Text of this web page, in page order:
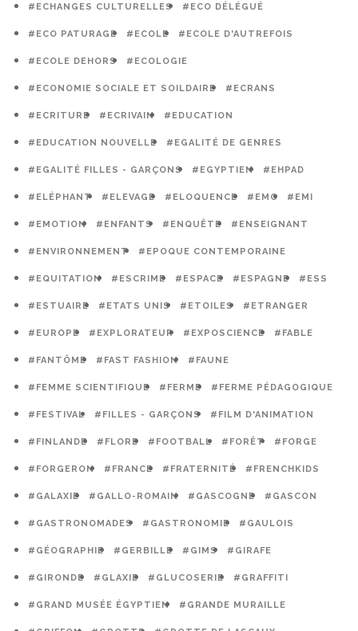
#ECHANGES CULTURELLES #ECO DÉLÉGUÉ
#ECO PATURAGE #ECOLE #ECOLE D'AUTREFOIS
#ECOLE DEHORS #ECOLOGIE
#ECONOMIE SOCIALE ET SOILDAIRE #ECRANS
#ECRITURE #ECRIVAIN #EDUCATION
#EDUCATION NOUVELLE #EGALITÉ DE GENRES
#EGALITÉ FILLES - GARÇONS #EGYPTIEN #EHPAD
#ELÉPHANT #ELEVAGE #ELOQUENCE #EMC #EMI
#EMOTION #ENFANTS #ENQUÊTE #ENSEIGNANT
#ENVIRONNEMENT #EPOQUE CONTEMPORAINE
#EQUITATION #ESCRIME #ESPACE #ESPAGNE #ESS
#ESTUAIRE #ETATS UNIS #ETOILES #ETRANGER
#EUROPE #EXPLORATEUR #EXPOSCIENCE #FABLE
#FANTÔME #FAST FASHION #FAUNE
#FEMME SCIENTIFIQUE #FERME #FERME PÉDAGOGIQUE
#FESTIVAL #FILLES - GARÇONS #FILM D'ANIMATION
#FINLANDE #FLORE #FOOTBALL #FORÊT #FORGE
#FORGERON #FRANCE #FRATERNITÉ #FRENCHKIDS
#GALAXIE #GALLO-ROMAIN #GASCOGNE #GASCON
#GASTRONOMADES #GASTRONOMIE #GAULOIS
#GÉOGRAPHIE #GERBILLE #GIMS #GIRAFE
#GIRONDE #GLAXIE #GLUCOSERIE #GRAFFITI
#GRAND MUSÉE ÉGYPTIEN #GRANDE MURAILLE